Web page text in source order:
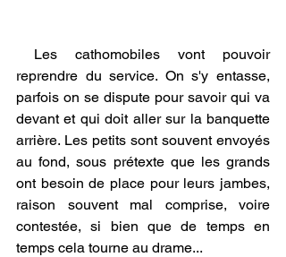
reprendre du service. On s'y entasse,
parfois on se dispute pour savoir qui va
devant et qui doit aller sur la banquette
arrière. Les petits sont souvent envoyés
au fond, sous prétexte que les grands
ont besoin de place pour leurs jambes,
raison souvent mal comprise, voire
contestée, si bien que de temps en
temps cela tourne au drame...